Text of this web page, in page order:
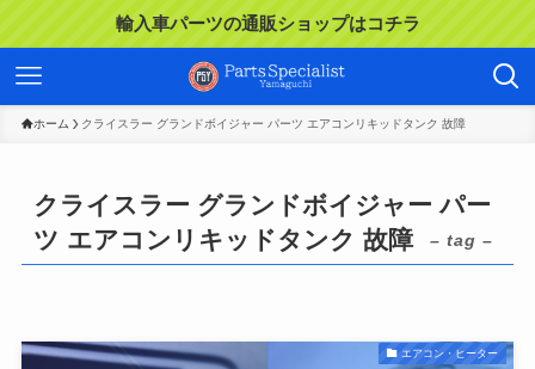
輸入車パーツの通販ショップはコチラ
ホーム クライスラー グランドボイジャー パーツ エアコンリキッドタンク 故障
クライスラー グランドボイジャー パー
ツ エアコンリキッドタンク 故障
– tag –
エアコン・ヒーター